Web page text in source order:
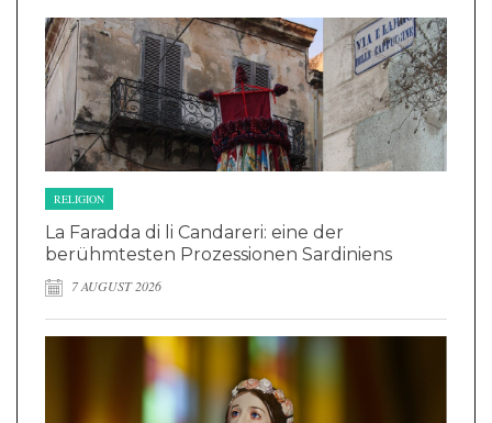
RELIGION
La Faradda di li Candareri: eine der
berühmtesten Prozessionen Sardiniens
7 AUGUST 2026